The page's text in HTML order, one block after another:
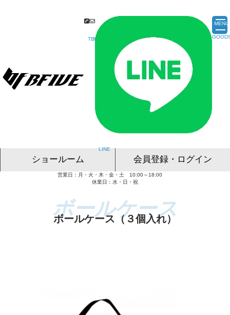
MENU
ショールーム
東京ショールーム
名古屋ショールーム
大阪ショールーム
福岡ショールーム
会員登録・ログイン
営業日：月・火・木・金・土 10:00～18:00
休業日：水・日・祝
ボールケース（３個入れ）